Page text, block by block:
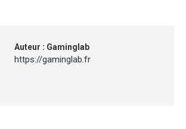
Auteur : Gaminglab
https://gaminglab.fr